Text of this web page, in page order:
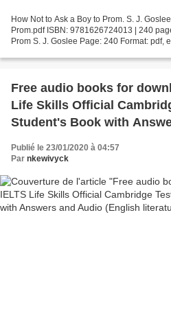
How Not to Ask a Boy to Prom. S. J.
Prom.pdf ISBN: 9781626724013 | 240
Prom S. J. Goslee Page: 240 Format: pdf,
Free audio books for
Life Skills Official
Student's Book with
(English literature)
Publié le 23/01/2020 à 04:57
Par nkewivyck